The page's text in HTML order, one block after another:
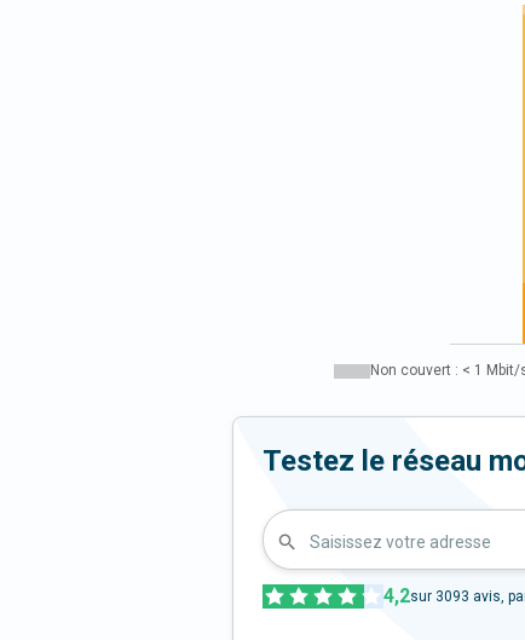
Non couvert : < 1 Mbit/
Testez le réseau
Saisissez votre adresse
4,2sur 3093 avis,